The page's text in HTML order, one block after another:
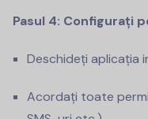
Pasul 4: Configurați
Deschideți aplicația
Acordați toate